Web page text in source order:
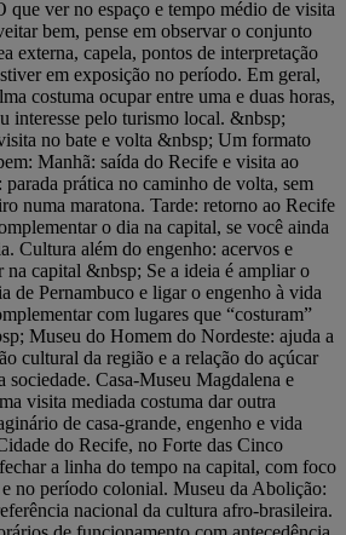
que ver no espaço e tempo médio de visita
bem, pense em observar o conjunto
externa, capela, pontos de interpretação
em exposição no período. Em geral,
costuma ocupar entre uma e duas horas,
interesse pelo turismo local. &nbsp;
no bate e volta &nbsp; Um formato
Manhã: saída do Recife e visita ao
prática no caminho de volta, sem
numa maratona. Tarde: retorno ao Recife
o dia na capital, se você ainda
Cultura além do engenho: acervos e
na capital &nbsp; Se a ideia é ampliar o
de Pernambuco e ligar o engenho à vida
com lugares que “costuram”
Museu do Homem do Nordeste: ajuda a
cultural da região e a relação do açúcar
sociedade. Casa-Museu Magdalena e
visita mediada costuma dar outra
de casa-grande, engenho e vida
do Recife, no Forte das Cinco
a linha do tempo na capital, com foco
no período colonial. Museu da Abolição:
nacional da cultura afro-brasileira.